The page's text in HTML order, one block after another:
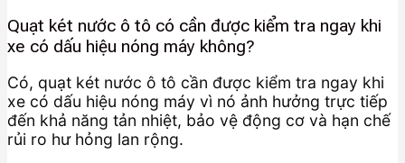
Quạt két nước ô tô có cần được kiểm tra ngay khi
xe có dấu hiệu nóng máy không?
Có, quạt két nước ô tô cần được kiểm tra ngay khi
xe có dấu hiệu nóng máy vì nó ảnh hưởng trực tiếp
đến khả năng tản nhiệt, bảo vệ động cơ và hạn chế
rủi ro hư hỏng lan rộng.